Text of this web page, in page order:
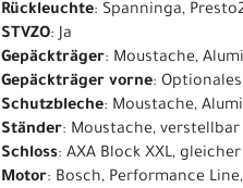
Rückleuchte: Spanninga,
STVZO: Ja
Gepäckträger: Moustache,
Gepäckträger vorne:
Schutzbleche: Moustache,
Ständer: Moustache, verstellbar
Schloss: AXA Block XXL,
Motor: Bosch, Performance